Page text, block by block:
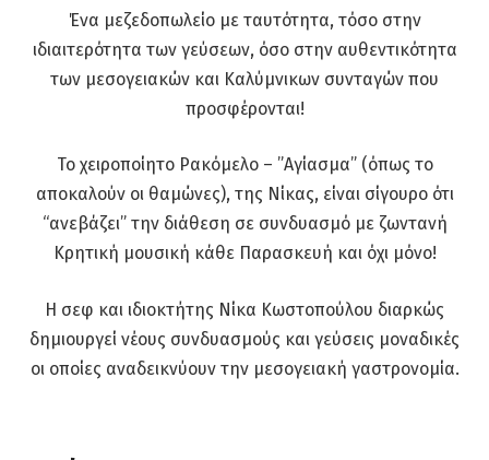
Ένα μεζεδοπωλείο με ταυτότητα, τόσο στην
ιδιαιτερότητα των γεύσεων, όσο στην αυθεντικότητα
των μεσογειακών και Καλύμνικων συνταγών που
προσφέρονται!
Το χειροποίητο Ρακόμελο – ”Αγίασμα” (όπως το
αποκαλούν οι θαμώνες), της Νίκας, είναι σίγουρο ότι
“ανεβάζει” την διάθεση σε συνδυασμό με ζωντανή
Κρητική μουσική κάθε Παρασκευή και όχι μόνο!
Η σεφ και ιδιοκτήτης Νίκα Κωστοπούλου διαρκώς
δημιουργεί νέους συνδυασμούς και γεύσεις μοναδικές
οι οποίες αναδεικνύουν την μεσογειακή γαστρονομία.